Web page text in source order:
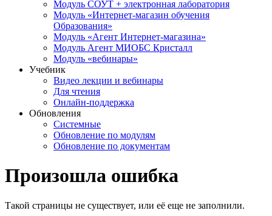
Модуль СОУТ + электронная лаборатория
Модуль «Интернет-магазин обучения
Образования»
Модуль «Агент Интернет-магазина»
Модуль Агент МИОБС Кристалл
Модуль «вебинары»
Учебник
Видео лекции и вебинары
Для чтения
Онлайн-поддержка
Обновления
Системные
Обновление по модулям
Обновление по документам
Произошла ошибка
Такой страницы не существует, или её еще не заполнили.